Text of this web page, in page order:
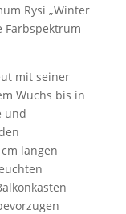
Rysi „Winter
Farbspektrum
mit seiner
Wuchs bis in
und
langen